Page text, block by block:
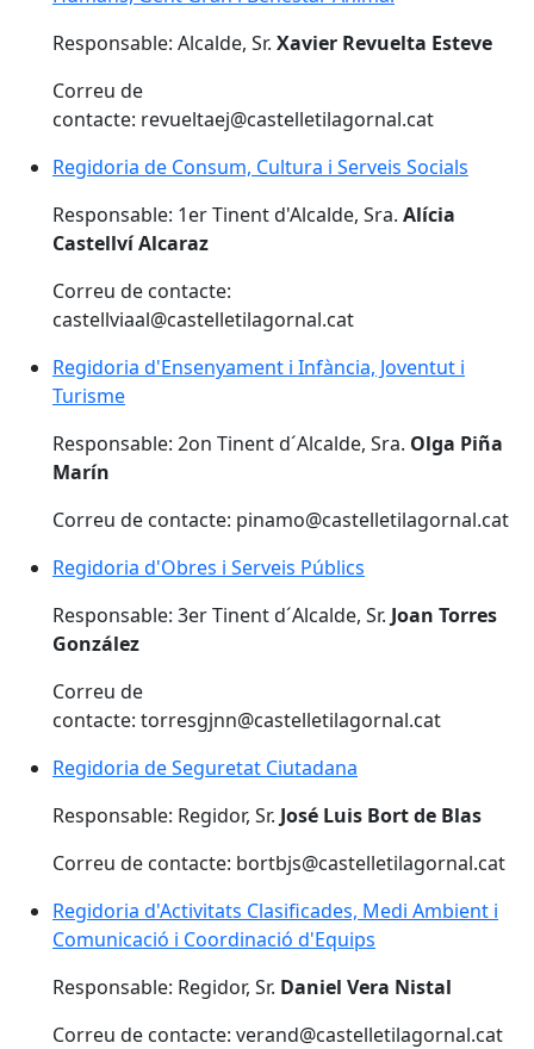
Responsable: Alcalde, Sr. Xavier Revuelta Esteve
Correu de
contacte: revueltaej@castelletilagornal.cat
Regidoria de Consum, Cultura i Serveis Socials
Regidoria de Consum, Cultura i Serveis Socials
Responsable: 1er Tinent d'Alcalde, Sra. Alícia
Castellví Alcaraz
Correu de contacte:
castellviaal@castelletilagornal.cat
Regidoria d'Ensenyament i Infància, Joventut i
Regidoria d'Ensenyament i Infància, Joventut i
Turisme
Responsable: 2on Tinent d´Alcalde, Sra. Olga Piña
Marín
Correu de contacte: pinamo@castelletilagornal.cat
Regidoria d'Obres i Serveis Públics
Regidoria d'Obres i Serveis Públics
Responsable: 3er Tinent d´Alcalde, Sr. Joan Torres
González
Correu de
contacte: torresgjnn@castelletilagornal.cat
Regidoria de Seguretat Ciutadana
Regidoria de Seguretat Ciutadana
Responsable: Regidor, Sr. José Luis Bort de Blas
Correu de contacte: bortbjs@castelletilagornal.cat
Regidoria d'Activitats Clasificades, Medi Ambient i
Regidoria d'Activitats Clasificades, Medi Ambient i
Comunicació i Coordinació d'Equips
Responsable: Regidor, Sr. Daniel Vera Nistal
Correu de contacte: verand@castelletilagornal.cat